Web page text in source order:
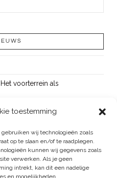
toestemming
wij technologieën zoals
op te slaan en/of te raadplegen.
kunnen wij gegevens zoals
verwerken. Als je geen
intrekt, kan dit een nadelige
en mogelijkheden.
voorterrein als
duiden en handelen
Aruba